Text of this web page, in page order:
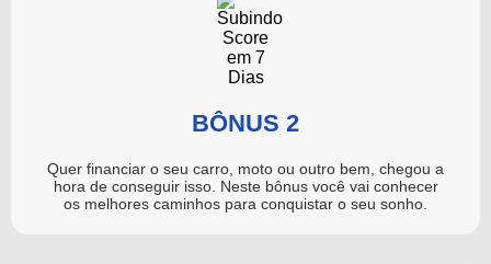
BÔNUS 2
Quer financiar o seu carro, moto ou outro bem, chegou a
hora de conseguir isso. Neste bônus você vai conhecer
os melhores caminhos para conquistar o seu sonho.